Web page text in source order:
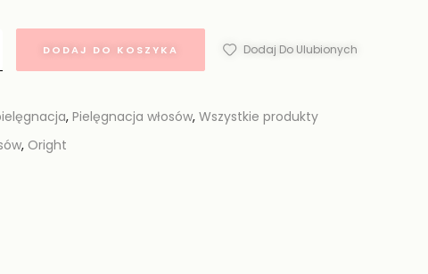
DODAJ DO KOSZYKA Dodaj Do Ulubionych
, Pielęgnacja włosów, Wszystkie produkty
, Oright